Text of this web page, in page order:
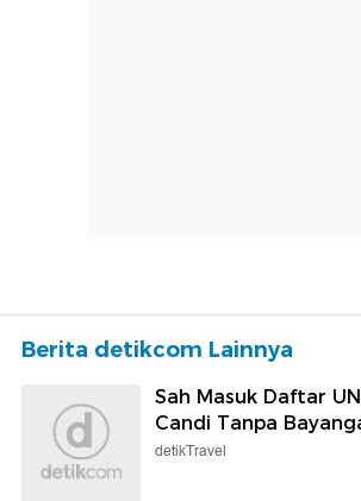
Berita detikcom Lainnya
Sah Masuk Daftar
Candi Tanpa
detikTravel